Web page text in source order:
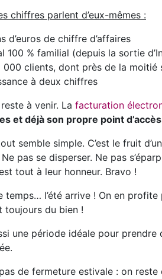
chiffres parlent d’eux-mêmes :
d’euros de chiffre d’affaires
100 % familial (depuis la sortie
000 clients, dont près de la moitié
à deux chiffres
à venir. La facturation
et déjà son propre point
semble simple. C’est le fruit
pas se disperser. Ne pas
tout à leur honneur. Bravo !
temps… l’été arrive ! On en
toujours du bien !
une période idéale pour
de fermeture estivale : on